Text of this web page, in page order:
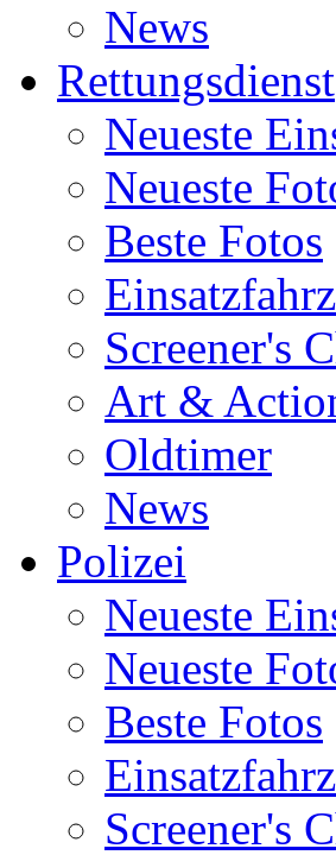
News
Rettungsdienst
Neueste
Neueste
Beste Fotos
Screener's
Art &
Oldtimer
News
Polizei
Neueste
Neueste
Beste Fotos
Screener's